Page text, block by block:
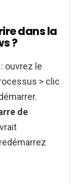
dans la
?
: ouvrez le
> clic
de